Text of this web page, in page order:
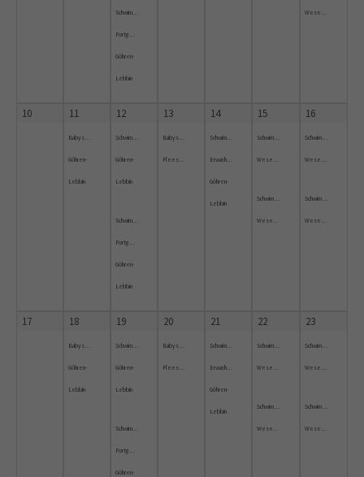
Schwimmkurs
Fortgeschrittene
Göhren-
Lebbin
Wesenberg
10 11
Babyschwimmen
Göhren-
Lebbin
12
Schwimmkurs
Göhren-
Lebbin
Schwimmkurs
Fortgeschrittene
Göhren-
Lebbin
13
Babyschwimmkurs
Fleesensee
14
Schwimmkurs
Erwachsene
Göhren-
Lebbin
15
Schwimmkurs
Wesenberg
Schwimmkurs
Wesenberg
16
Schwimmkurs
Wesenberg
Schwimmkurs
Wesenberg
17 18
Babyschwimmen
Göhren-
Lebbin
19
Schwimmkurs
Göhren-
Lebbin
Schwimmkurs
Fortgeschrittene
Göhren-
20
Babyschwimmkurs
Fleesensee
21
Schwimmkurs
Erwachsene
Göhren-
Lebbin
22
Schwimmkurs
Wesenberg
Schwimmkurs
Wesenberg
23
Schwimmkurs
Wesenberg
Schwimmkurs
Wesenberg